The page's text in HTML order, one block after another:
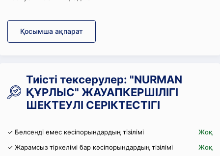
Қосымша ақпарат
Тиісті тексерулер: "NURMAN
ҚҰРЛЫС" ЖАУАПКЕРШІЛІГІ
ШЕКТЕУЛІ СЕРІКТЕСТІГІ
✓ Белсенді емес кәсіпорындардың тізілімі
Жоқ
✓ Жарамсыз тіркелімі бар кәсіпорындардың тізілімі
Жоқ